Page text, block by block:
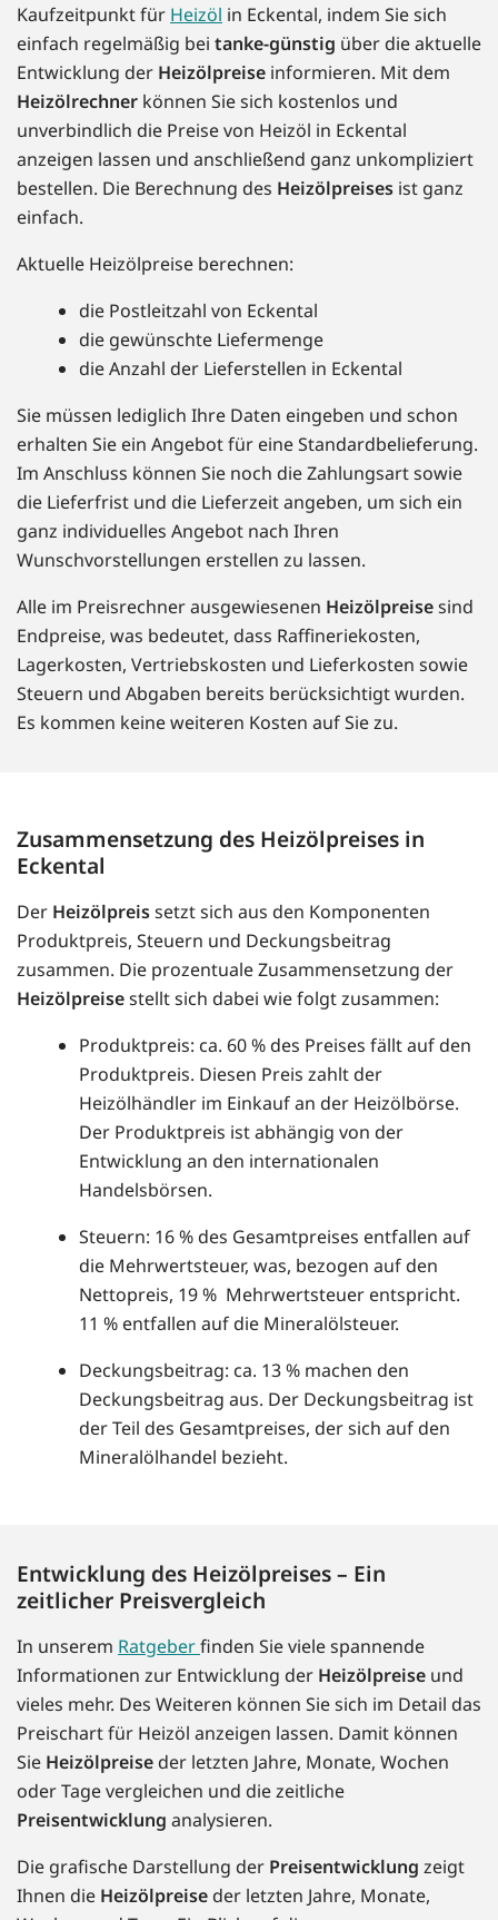
Kaufzeitpunkt für Heizöl in Eckental, indem Sie sich
einfach regelmäßig bei tanke-günstig über die aktuelle
Entwicklung der Heizölpreise informieren. Mit dem
Heizölrechner können Sie sich kostenlos und
unverbindlich die Preise von Heizöl in Eckental
anzeigen lassen und anschließend ganz unkompliziert
bestellen. Die Berechnung des Heizölpreises ist ganz
einfach.
Aktuelle Heizölpreise berechnen:
die Postleitzahl von Eckental
die gewünschte Liefermenge
die Anzahl der Lieferstellen in Eckental
Sie müssen lediglich Ihre Daten eingeben und schon
erhalten Sie ein Angebot für eine Standardbelieferung.
Im Anschluss können Sie noch die Zahlungsart sowie
die Lieferfrist und die Lieferzeit angeben, um sich ein
ganz individuelles Angebot nach Ihren
Wunschvorstellungen erstellen zu lassen.
Alle im Preisrechner ausgewiesenen Heizölpreisesind
Endpreise, was bedeutet, dass Raffineriekosten,
Lagerkosten, Vertriebskosten und Lieferkosten sowie
Steuern und Abgaben bereits berücksichtigt wurden.
Es kommen keine weiteren Kosten auf Sie zu.
Zusammensetzung des Heizölpreises in
Eckental
Der Heizölpreissetzt sich aus den Komponenten
Produktpreis, Steuern und Deckungsbeitrag
zusammen. Die prozentuale Zusammensetzung der
Heizölpreisestellt sich dabei wie folgt zusammen:
Produktpreis: ca. 60 % des Preises fällt auf den
Produktpreis. Diesen Preis zahlt der
Heizölhändler im Einkauf an der Heizölbörse.
Der Produktpreis ist abhängig von der
Entwicklung an den internationalen
Handelsbörsen.
Steuern: 16 % des Gesamtpreises entfallen auf
die Mehrwertsteuer, was, bezogen auf den
Nettopreis, 19 % Mehrwertsteuer entspricht.
11 % entfallen auf die Mineralölsteuer.
Deckungsbeitrag: ca. 13 % machen den
Deckungsbeitrag aus. Der Deckungsbeitrag ist
der Teil des Gesamtpreises, der sich auf den
Mineralölhandel bezieht.
Entwicklung des Heizölpreises – Ein
zeitlicher Preisvergleich
In unserem Ratgeberfinden Sie viele spannende
Informationen zur Entwicklung der Heizölpreise und
vieles mehr. Des Weiteren können Sie sich im Detail das
Preischart für Heizöl anzeigen lassen. Damit können
Sie Heizölpreise der letzten Jahre, Monate, Wochen
oder Tage vergleichen und die zeitliche
Preisentwicklung analysieren.
Die grafische Darstellung der Preisentwicklung zeigt
Ihnen die Heizölpreise der letzten Jahre, Monate,